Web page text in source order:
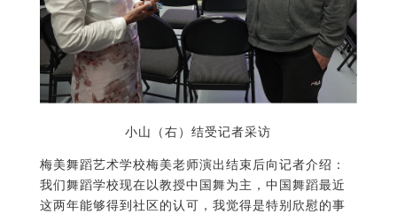
小山（右）结受记者采访
梅美舞蹈艺术学校梅美老师演出结束后向记者介绍：
我们舞蹈学校现在以教授中国舞为主，中国舞蹈最近
这两年能够得到社区的认可，我觉得是特别欣慰的事